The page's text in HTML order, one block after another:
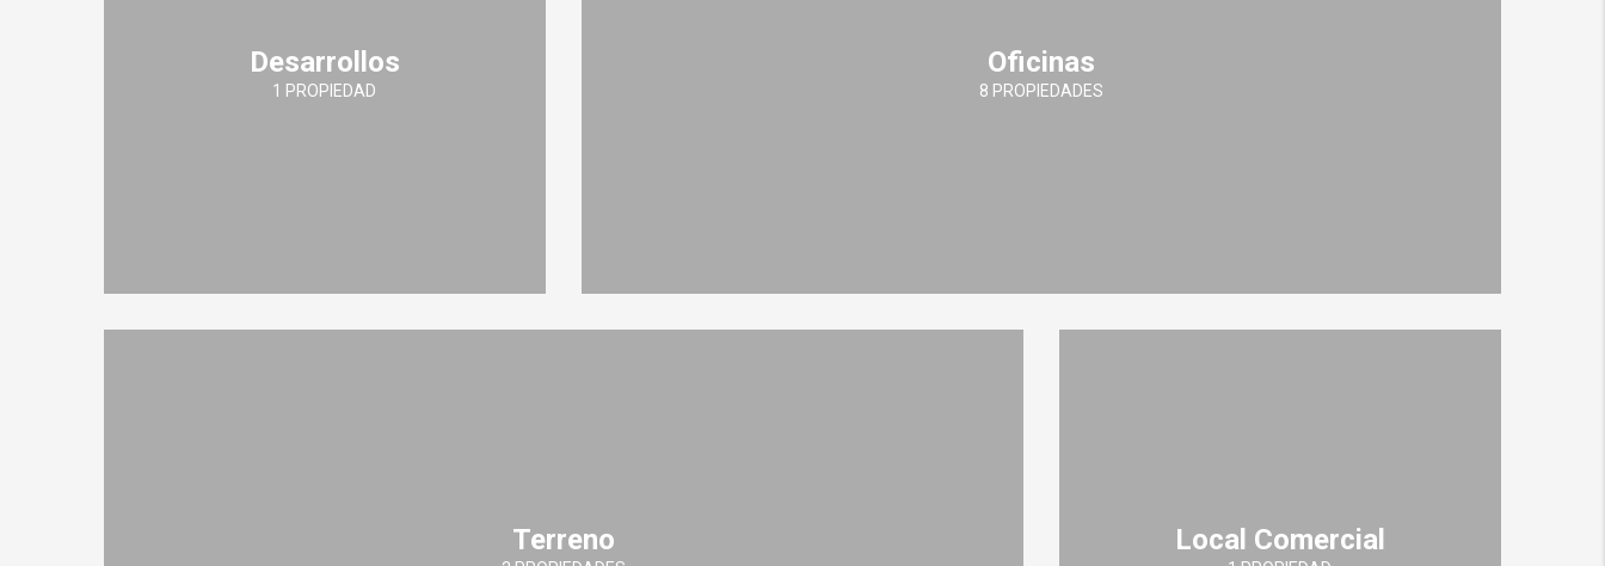
Desarrollos
1 PROPIEDAD
Oficinas
8 PROPIEDADES
Terreno Local Comercial